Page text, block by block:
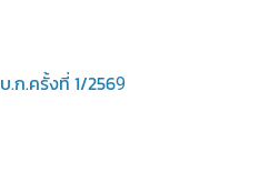
.ก.ครั้งที่ 1/2569